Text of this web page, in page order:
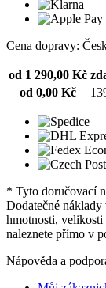
Cena dopravy:
od 1 290,00 Kč
od 0,00 Kč
* Tyto doručovací
Dodatečné
hmotnosti,
naleznete přímo v
Nápověda a